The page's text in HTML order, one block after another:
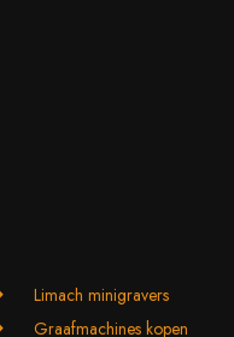
Limach minigravers
Graafmachines kopen